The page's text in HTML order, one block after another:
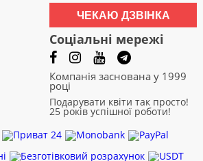
ЧЕКАЮ ДЗВІНКА
Соціальні мережі
Компанія заснована у 1999
році
Подарувати квіти так просто!
25 років успішної роботи!